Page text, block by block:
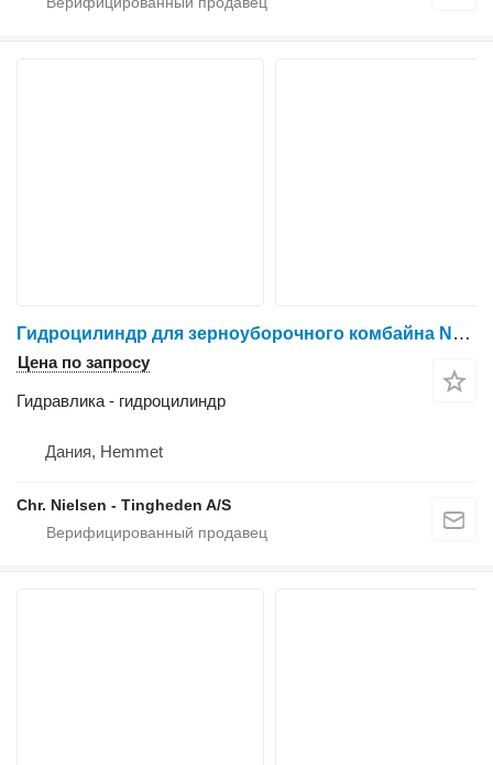
Гидроцилиндр для зерноуборочного комбайна New Holland 1550S
Цена по запросу
Гидравлика - гидроцилиндр
Дания, Hemmet
Chr. Nielsen - Tingheden A/S